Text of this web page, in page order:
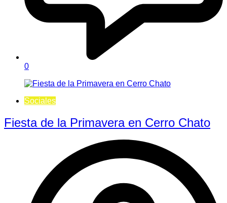
0
Sociales
Fiesta de la Primavera en Cerro Chato